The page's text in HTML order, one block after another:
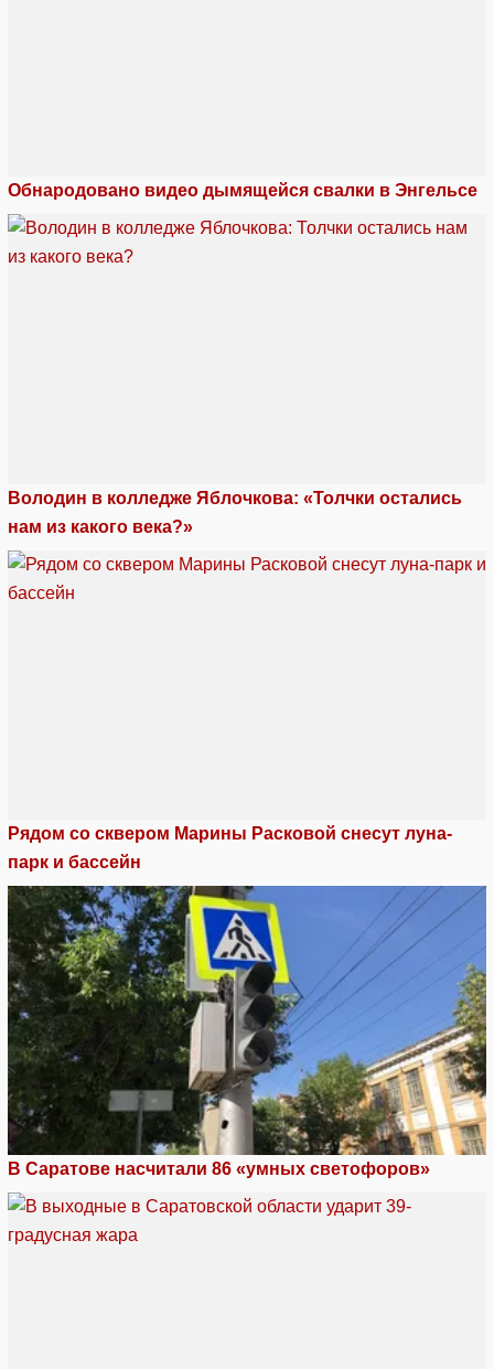
Обнародовано видео дымящейся свалки в Энгельсе
Володин в колледже Яблочкова: «Толчки остались
нам из какого века?»
Рядом со сквером Марины Расковой снесут луна-
парк и бассейн
В Саратове насчитали 86 «умных светофоров»